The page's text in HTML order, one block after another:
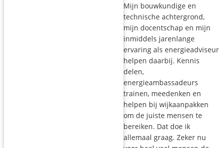
Mijn bouwkundige en
technische achtergrond,
mijn docentschap en mijn
inmiddels jarenlange
ervaring als energieadviseur
helpen daarbij. Kennis
delen,
energieambassadeurs
trainen, meedenken en
helpen bij wijkaanpakken
om de juiste mensen te
bereiken. Dat doe ik
allemaal graag. Zeker nu